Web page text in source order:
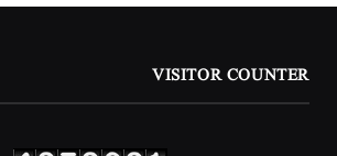
VISITOR COUNTER